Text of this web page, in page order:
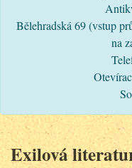
Bělehradská 69 (vstup
na
Exilová